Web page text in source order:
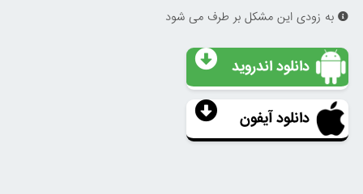
به زودی این مشکل بر طرف می شود
دانلود اندروید
دانلود آیفون